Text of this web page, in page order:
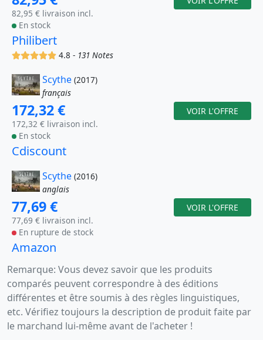
82,95 € livraison incl.
En stock
Philibert
(x)(x)(x)(x)(x)4.8 - 131 Notes
Scythe (2017)
français
172,32 €
172,32 € livraison incl.
En stock
VOIR L'OFFRE
Cdiscount
Scythe (2016)
anglais
77,69 €
77,69 € livraison incl.
En rupture de stock
VOIR L'OFFRE
Amazon
Remarque: Vous devez savoir que les produits
comparés peuvent correspondre à des éditions
différentes et être soumis à des règles linguistiques,
etc. Vérifiez toujours la description de produit faite par
le marchand lui-même avant de l'acheter !